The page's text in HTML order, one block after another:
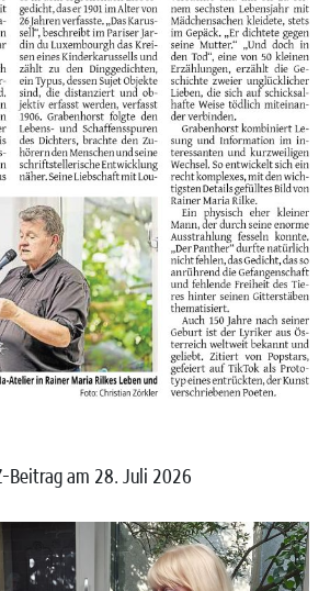
Beitrag am 28. Juli 2026